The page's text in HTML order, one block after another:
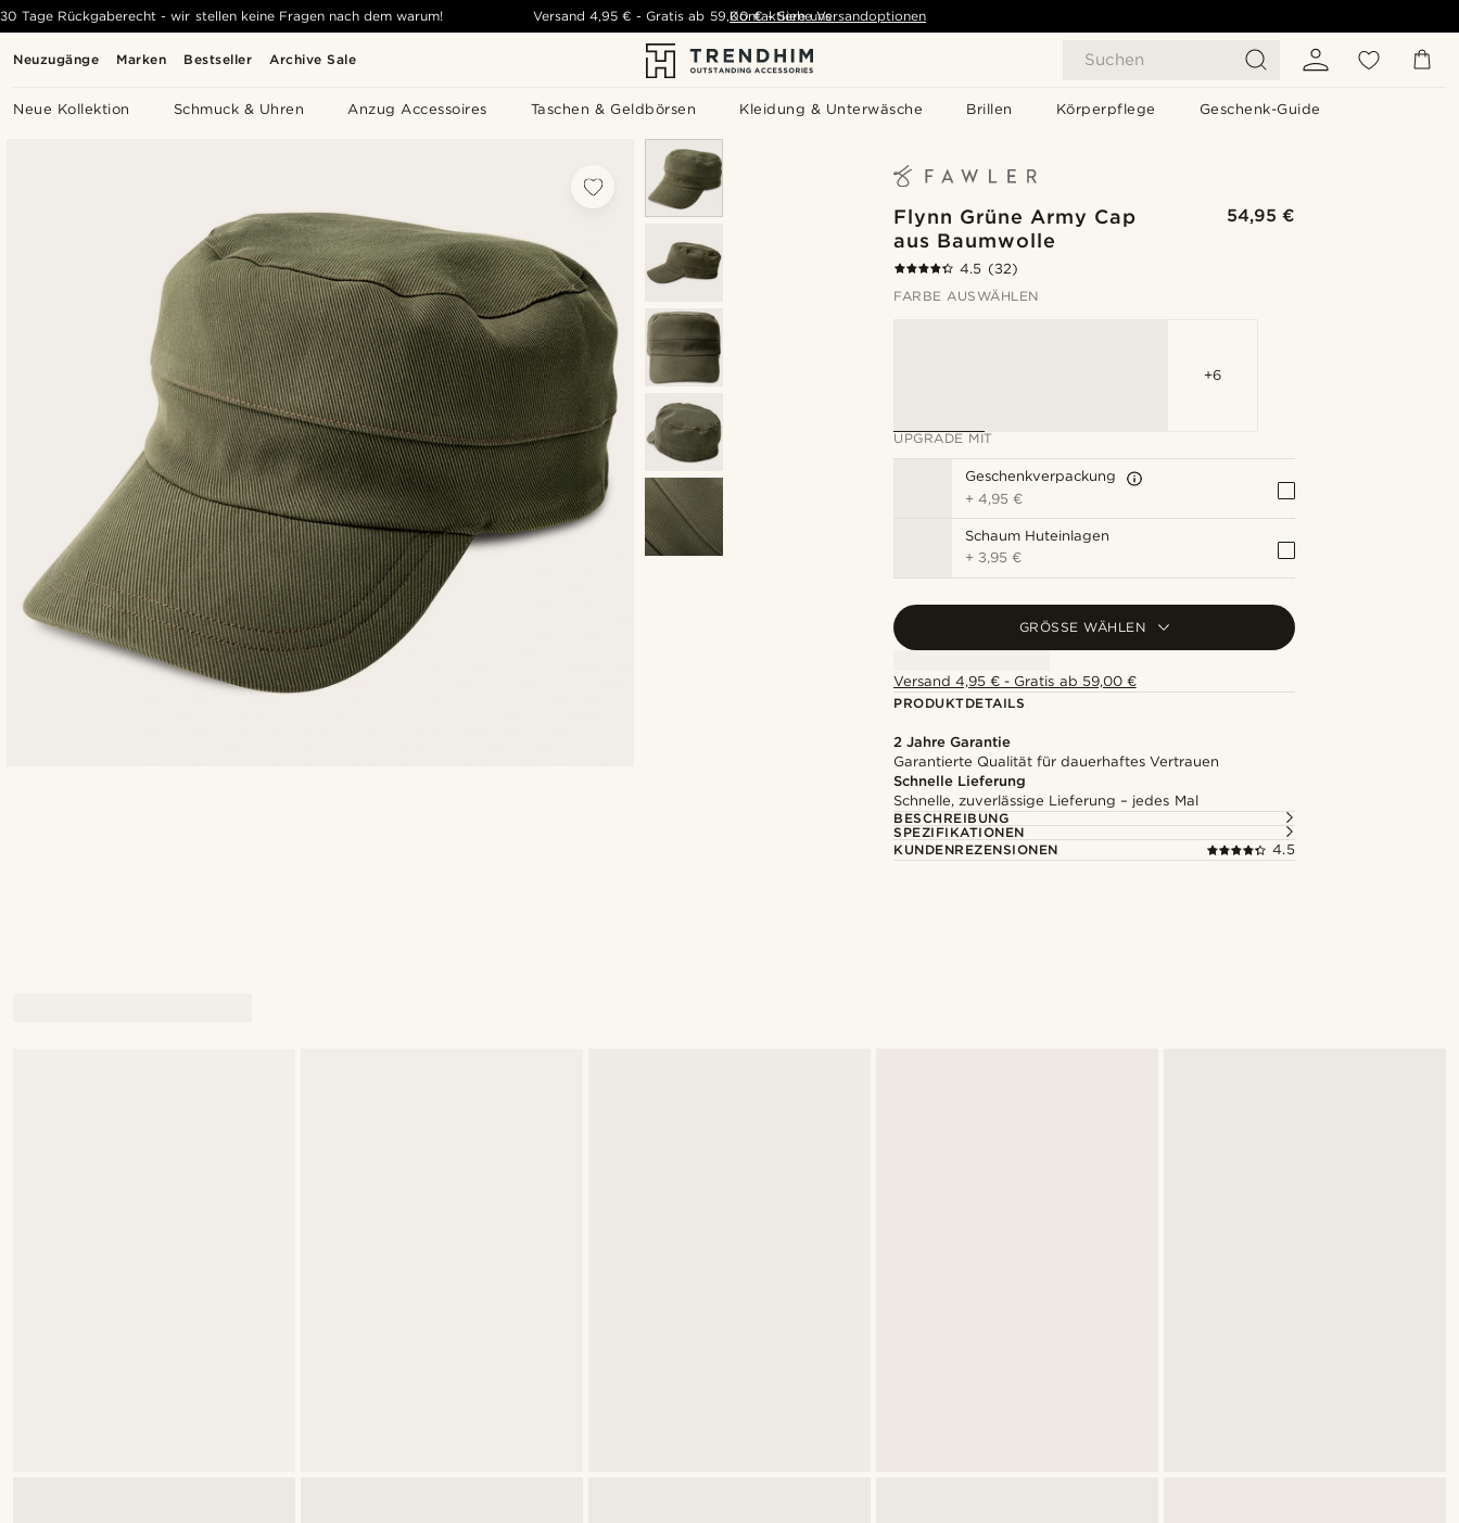
Neuzugänge Marken Bestseller Archive Sale Suchen
Neue Kollektion Schmuck & Uhren Anzug Accessoires Taschen & Geldbörsen Kleidung & Unterwäsche Brillen Körperpflege Geschenk-Guide
30 Tage Rückgaberecht - wir stellen keine Fragen nach dem warum! Versand 4,95 € -Gratis ab 59,00 € - Siehe Versandoptionen
Kontaktiere uns
Flynn Grüne Army Cap
aus Baumwolle
54,95 €
4.5 (32)
FARBE AUSWÄHLEN
+6
UPGRADE MIT
Geschenkverpackung
+4,95 €
Schaum Huteinlagen
+ 3,95 €
GRÖSSE WÄHLEN
Versand 4,95 € - Gratis ab 59,00 €
PRODUKTDETAILS
2 Jahre Garantie
Garantierte Qualität für dauerhaftes Vertrauen
Schnelle Lieferung
Schnelle, zuverlässige Lieferung – jedes Mal
BESCHREIBUNG
SPEZIFIKATIONEN
KUNDENREZENSIONEN
4.5